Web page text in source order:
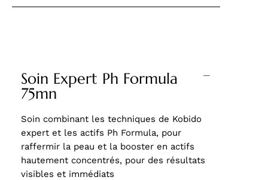
Soin Expert Ph Formula
75mn
Soin combinant les techniques de Kobido
expert et les actifs Ph Formula, pour
raffermir la peau et la booster en actifs
hautement concentrés, pour des résultats
visibles et immédiats